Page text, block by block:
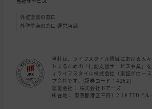
外壁塗装の窓口
外壁塗装の窓口 運営店舗
当社は、ライフスタイル領域における人
トするための「行動支援サービス事業」
ィライフスタイル株式会社（東証グロー
プ会社です。(証券コード：4262)
運営会社： 株式会社ドアーズ
所在地： 東京都港区三田1-2-18 TTDビル